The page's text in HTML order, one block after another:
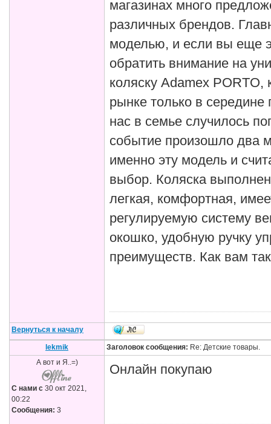
магазинах много
различных брендов.
моделью, и если вы еще
обратить внимание на
коляску Adamex PORTO,
рынке только в
нас в семье случилось
событие произошло два
именно эту модель и
выбор. Коляска
легкая, комфортная,
регулируемую систему
окошко, удобную ручку
преимуществ. Как вам
Вернуться к началу
lekmik Заголовок сообщения: Re: Детские товары.
А вот и Я..=)
С нами с 30 окт 2021,
00:22
Сообщения: 3
Онлайн покупаю